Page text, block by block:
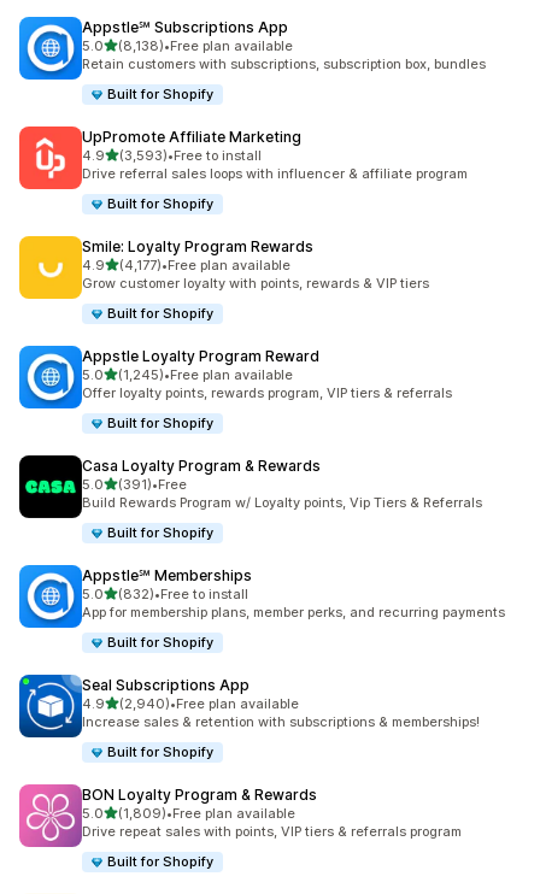
Appstle℠ Subscriptions App
5.0별 5개 중
(8,138)
총 리뷰 8138개
•Free plan available
Retain customers with subscriptions, subscription box, bundles
Built for Shopify
UpPromote Affiliate Marketing
4.9별 5개 중
(3,593)
총 리뷰 3593개
•Free to install
Drive referral sales loops with influencer & affiliate program
Built for Shopify
Smile: Loyalty Program Rewards
4.9별 5개 중
(4,177)
총 리뷰 4177개
•Free plan available
Grow customer loyalty with points, rewards & VIP tiers
Built for Shopify
Appstle Loyalty Program Reward
5.0별 5개 중
(1,245)
총 리뷰 1245개
•Free plan available
Offer loyalty points, rewards program, VIP tiers & referrals
Built for Shopify
Casa Loyalty Program & Rewards
5.0별 5개 중
(391)
총 리뷰 391개
•Free
Build Rewards Program w/ Loyalty points, Vip Tiers & Referrals
Built for Shopify
Appstle℠ Memberships
5.0별 5개 중
(832)
총 리뷰 832개
•Free to install
App for membership plans, member perks, and recurring payments
Built for Shopify
Seal Subscriptions App
4.9별 5개 중
(2,940)
총 리뷰 2940개
•Free plan available
Increase sales & retention with subscriptions & memberships!
Built for Shopify
BON Loyalty Program & Rewards
5.0별 5개 중
(1,809)
총 리뷰 1809개
•Free plan available
Drive repeat sales with points, VIP tiers & referrals program
Built for Shopify